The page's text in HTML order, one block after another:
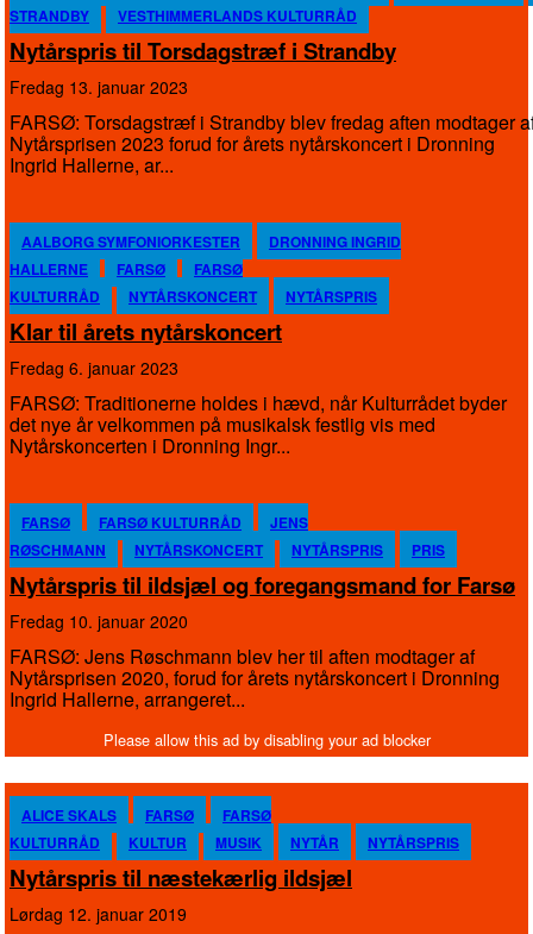
STRANDBY
VESTHIMMERLANDS KULTURRÅD
Nytårspris til Torsdagstræf i Strandby
fredag 13. januar 2023
FARSØ: Torsdagstræf i Strandby blev fredag aften modtager
Nytårsprisen 2023 forud for årets nytårskoncert i Dronning
Ingrid Hallerne, ar...
AALBORG SYMFONIORKESTER
DRONNING INGRID
HALLERNE
FARSØ
FARSØ
KULTURRÅD
NYTÅRSKONCERT NYTÅRSPRIS
Klar til årets nytårskoncert
fredag 6. januar 2023
FARSØ: Traditionerne holdes i hævd, når Kulturrådet byder
det nye år velkommen på musikalsk festlig vis med
Nytårskoncerten i Dronning Ingr...
FARSØ FARSØ KULTURRÅD
JENS
RØSCHMANN
NYTÅRSKONCERT NYTÅRSPRIS PRIS
Nytårspris til ildsjæl og foregangsmand for Farsø
fredag 10. januar 2020
FARSØ: Jens Røschmann blev her til aften modtager af
Nytårsprisen 2020, forud for årets nytårskoncert i Dronning
Ingrid Hallerne, arrangeret...
ALICE SKALS FARSØ
FARSØ
KULTURRÅD
KULTUR MUSIK NYTÅR NYTÅRSPRIS
Nytårspris til næstekærlig ildsjæl
lørdag 12. januar 2019